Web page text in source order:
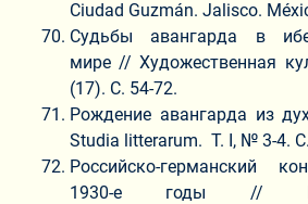
Ciudad Guzmán. Jalisco.
Судьбы авангарда в
мире // Художественная
(17). С. 54-72.
Рождение авангарда из
Studia litterarum. T. I, № 3-4.
Российско-германский
1930-е годы //